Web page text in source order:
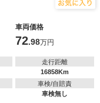
車両価格
72.98万円
走行距離
16858Km
車検/自賠責
車検無し